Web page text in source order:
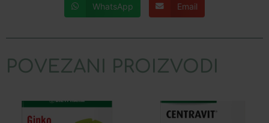
WhatsApp Email
POVEZANI PROIZVODI